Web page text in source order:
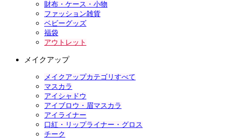
財布・ケース・小物
ファッション雑貨
ベビーグッズ
福袋
アウトレット
メイクアップ
メイクアップカテゴリすべて
マスカラ
アイシャドウ
アイブロウ・眉マスカラ
アイライナー
口紅・リップライナー・グロス
チーク